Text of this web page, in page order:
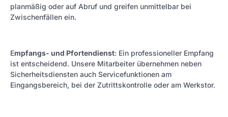
planmäßig oder auf Abruf und greifen unmittelbar bei
Zwischenfällen ein.
Empfangs- und Pfortendienst: Ein professioneller Empfang
ist entscheidend. Unsere Mitarbeiter übernehmen neben
Sicherheitsdiensten auch Servicefunktionen am
Eingangsbereich, bei der Zutrittskontrolle oder am Werkstor.